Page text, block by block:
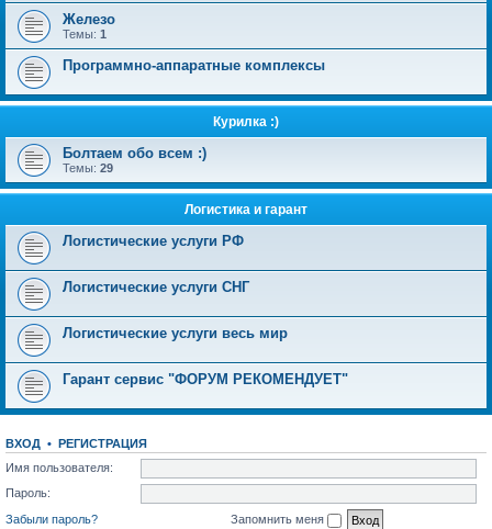
Железо
Темы: 1
Программно-аппаратные комплексы
Курилка :)
Болтаем обо всем :)
Темы: 29
Логистика и гарант
Логистические услуги РФ
Логистические услуги СНГ
Логистические услуги весь мир
Гарант сервис "ФОРУМ РЕКОМЕНДУЕТ"
ВХОД • РЕГИСТРАЦИЯ
Имя пользователя:
Пароль:
Забыли пароль?
Запомнить меня